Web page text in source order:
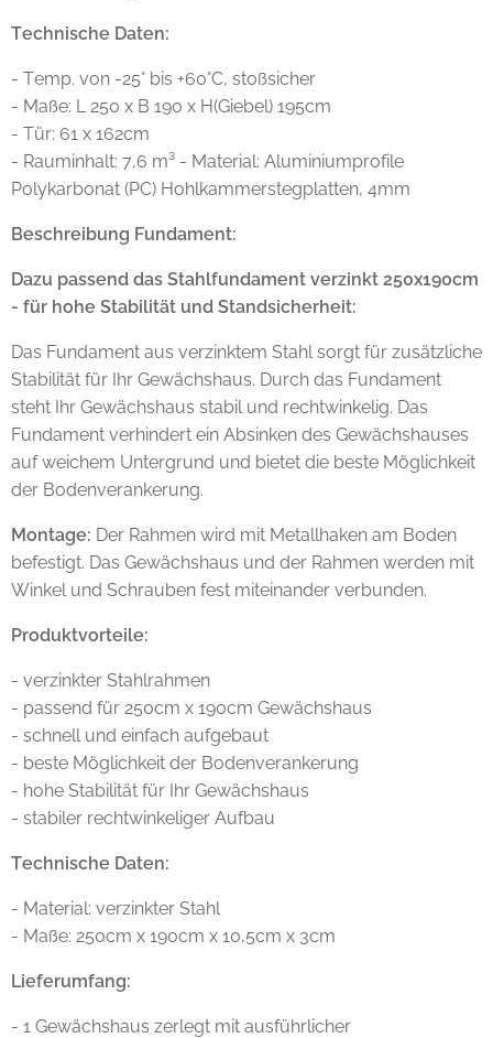
Technische Daten:
- Temp. von -25° bis +60°C, stoßsicher
- Maße: L 250 x B 190 x H(Giebel) 195cm
- Tür: 61 x 162cm
- Rauminhalt: 7,6 m³ - Material: Aluminiumprofile
Polykarbonat (PC) Hohlkammerstegplatten, 4mm
Beschreibung Fundament:
Dazu passend das Stahlfundament verzinkt 250x190cm
- für hohe Stabilität und Standsicherheit:
Das Fundament aus verzinktem Stahl sorgt für zusätzliche
Stabilität für Ihr Gewächshaus. Durch das Fundament
steht Ihr Gewächshaus stabil und rechtwinkelig. Das
Fundament verhindert ein Absinken des Gewächshauses
auf weichem Untergrund und bietet die beste Möglichkeit
der Bodenverankerung.
Montage: Der Rahmen wird mit Metallhaken am Boden
befestigt. Das Gewächshaus und der Rahmen werden mit
Winkel und Schrauben fest miteinander verbunden.
Produktvorteile:
- verzinkter Stahlrahmen
- passend für 250cm x 190cm Gewächshaus
- schnell und einfach aufgebaut
- beste Möglichkeit der Bodenverankerung
- hohe Stabilität für Ihr Gewächshaus
- stabiler rechtwinkeliger Aufbau
Technische Daten:
- Material: verzinkter Stahl
- Maße: 250cm x 190cm x 10,5cm x 3cm
Lieferumfang:
- 1 Gewächshaus zerlegt mit ausführlicher